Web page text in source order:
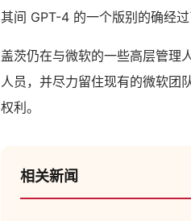
其间 GPT-4 的一个版别的确经过
盖茨仍在与微软的一些高层管理
人员，并尽力留住现有的微软团
权利。
相关新闻